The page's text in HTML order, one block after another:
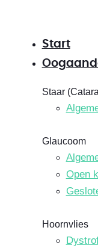
Start
Staar
Glaucoom
Open
Hoornvlies